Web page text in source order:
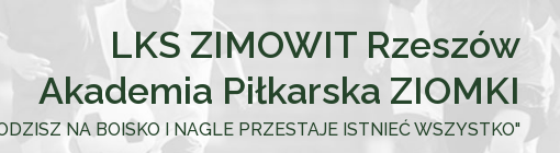
LKS ZIMOWIT Rzeszów
Akademia Piłkarska ZIOMKI
NA BOISKO I NAGLE PRZESTAJE ISTNIEĆ WSZYSTKO"